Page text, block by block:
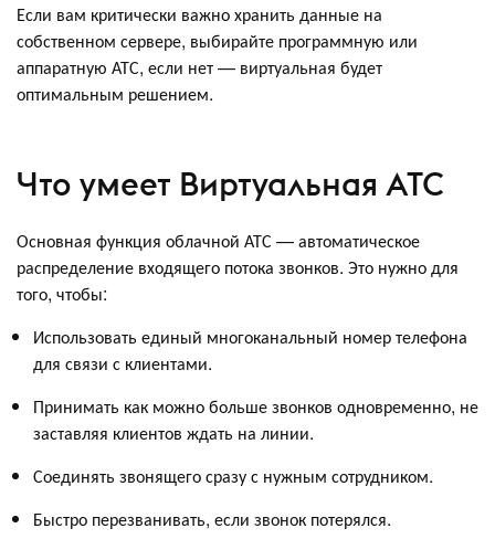
Если вам критически важно хранить данные на
собственном сервере, выбирайте программную или
аппаратную АТС, если нет — виртуальная будет
оптимальным решением.
Что умеет Виртуальная АТС
Основная функция облачной АТС — автоматическое
распределение входящего потока звонков. Это нужно для
того, чтобы:
Использовать единый многоканальный номер телефона
для связи с клиентами.
Принимать как можно больше звонков одновременно, не
заставляя клиентов ждать на линии.
Соединять звонящего сразу с нужным сотрудником.
Быстро перезванивать, если звонок потерялся.